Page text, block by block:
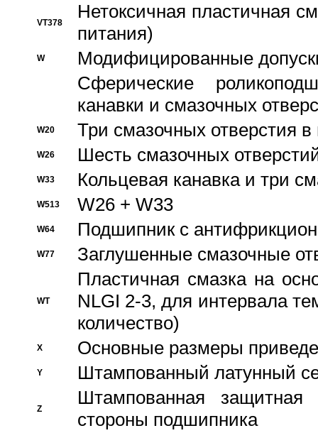
VT378
Нетоксичная пластичная
питания)
W
Модифицированные
Сферические
канавки и смазочных
W20 Три смазочных отверстия
W26 Шесть смазочных
W33 Кольцевая канавка и три
W513 W26 + W33
W64 Подшипник с
W77 Заглушенные смазочные
WT
Пластичная смазка на
NLGI 2-3, для интервала
количество)
X Основные размеры
Y Штампованный латунный
Z
Штампованная
стороны подшипника